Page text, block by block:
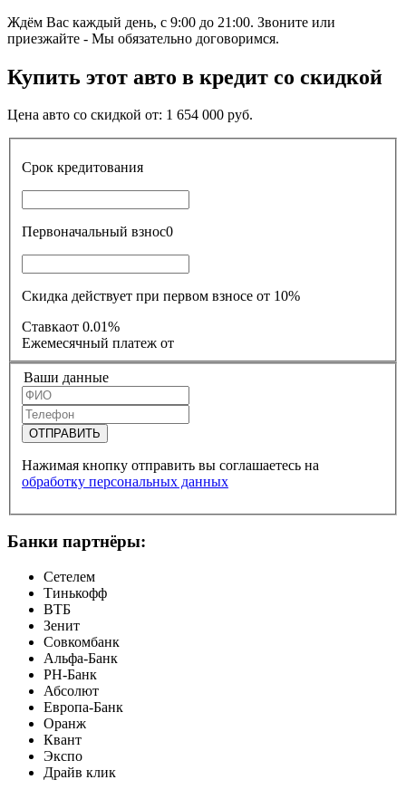
Ждём Вас каждый день, с 9:00 до 21:00. Звоните или
приезжайте - Мы обязательно договоримся.
Купить этот авто в кредит со скидкой
Цена авто со скидкой от: 1 654 000 руб.
Срок кредитования
Первоначальный взнос0
Скидка действует при первом взносе от 10%
Ставкаот 0.01%
Ежемесячный платеж от
Ваши данные
ОТПРАВИТЬ
Нажимая кнопку отправить вы соглашаетесь на
обработку персональных данных
Банки партнёры:
Сетелем
Тинькофф
ВТБ
Зенит
Совкомбанк
Альфа-Банк
РН-Банк
Абсолют
Европа-Банк
Оранж
Квант
Экспо
Драйв клик